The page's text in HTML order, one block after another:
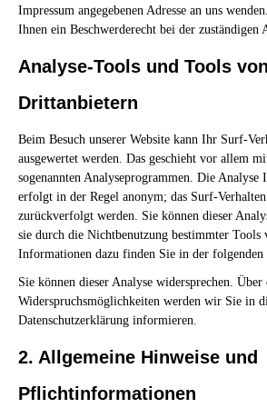
Impressum angegebenen Adresse an uns
Ihnen ein Beschwerderecht bei der zuständigen
Analyse-Tools und Tools von
Drittanbietern
Beim Besuch unserer Website kann Ihr Surf-
ausgewertet werden. Das geschieht vor allem
sogenannten Analyseprogrammen. Die Analyse
erfolgt in der Regel anonym; das Surf-
zurückverfolgt werden. Sie können dieser
sie durch die Nichtbenutzung bestimmter
Informationen dazu finden Sie in der folgenden
Sie können dieser Analyse widersprechen. Über
Widerspruchsmöglichkeiten werden wir Sie in
Datenschutzerklärung informieren.
2. Allgemeine Hinweise und
Pflichtinformationen